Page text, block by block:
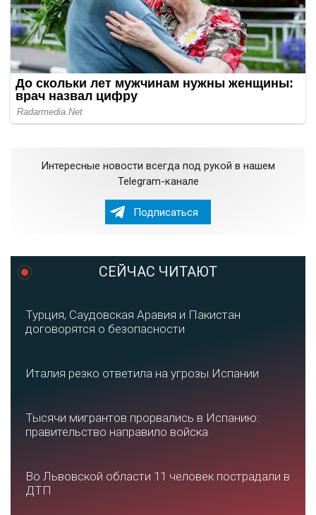
Интересные новости всегда под рукой в нашем
Telegram-канале
Подписаться
СЕЙЧАС ЧИТАЮТ
Турция, Саудовская Аравия и Пакистан
договорятся о безопасности
Италия резко ответила на угрозы Испании
Тысячи мигрантов прорвались в Испанию:
правительство направило войска
Во Львовской области 11 человек пострадали в
ДТП